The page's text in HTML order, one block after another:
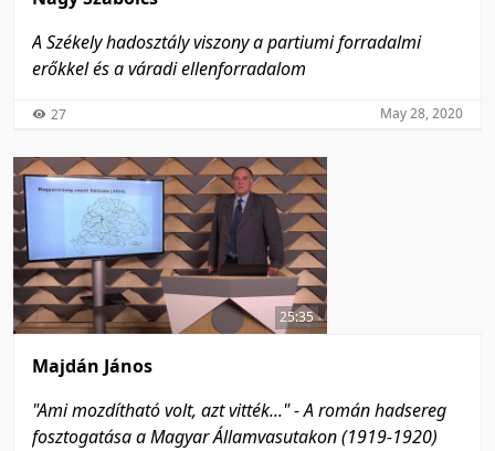
A Székely hadosztály viszony a partiumi forradalmi
erőkkel és a váradi ellenforradalom
27 May 28, 2020
25:35
Majdán János
"Ami mozdítható volt, azt vitték..." - A román hadsereg
fosztogatása a Magyar Államvasutakon (1919-1920)